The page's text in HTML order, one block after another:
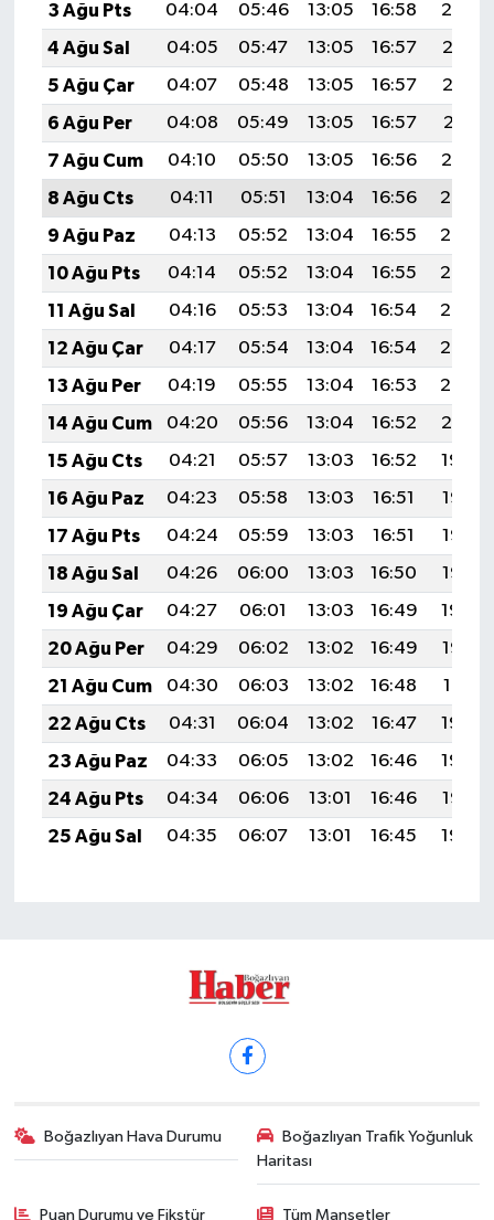
3 Ağu Pts
04:04 05:46 13:05 16:58
20:14
4 Ağu Sal
04:05 05:47 13:05 16:57
20:13
5 Ağu Çar
04:07 05:48 13:05 16:57
20:12
6 Ağu Per
04:08 05:49 13:05 16:57
20:11
7 Ağu Cum
04:10 05:50 13:05 16:56
20:10
8 Ağu Cts
04:11 05:51 13:04 16:56
20:08
9 Ağu Paz
04:13 05:52 13:04 16:55
20:07
10 Ağu Pts
04:14 05:52 13:04 16:55
20:06
11 Ağu Sal
04:16 05:53 13:04 16:54
20:05
12 Ağu Çar
04:17 05:54 13:04 16:54
20:03
13 Ağu Per
04:19 05:55 13:04 16:53
20:02
14 Ağu Cum
04:20 05:56 13:04 16:52
20:01
15 Ağu Cts
04:21 05:57 13:03 16:52
19:59
16 Ağu Paz
04:23 05:58 13:03 16:51
19:58
17 Ağu Pts
04:24 05:59 13:03 16:51
19:57
18 Ağu Sal
04:26 06:00 13:03 16:50
19:55
19 Ağu Çar
04:27 06:01 13:03 16:49
19:54
20 Ağu Per
04:29 06:02 13:02 16:49
19:52
21 Ağu Cum
04:30 06:03 13:02 16:48
19:51
22 Ağu Cts
04:31 06:04 13:02 16:47
19:49
23 Ağu Paz
04:33 06:05 13:02 16:46
19:48
24 Ağu Pts
04:34 06:06 13:01 16:46
19:47
25 Ağu Sal
04:35 06:07 13:01 16:45 19:45
Boğazlıyan Hava Durumu
Boğazlıyan Trafik Yoğunluk
Haritası
Puan Durumu ve Fikstür Tüm Manşetler